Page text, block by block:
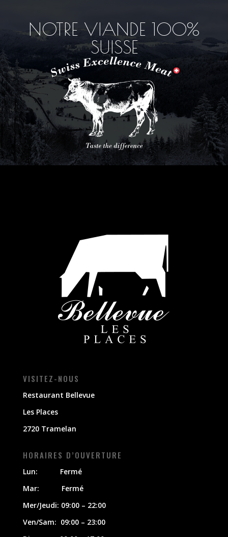
NOTRE VIANDE 100%
SUISSE
VISITEZ-NOUS
Restaurant Bellevue
Les Places
2720 Tramelan
HORAIRES D’OUVERTURE
Lun: Fermé
Mar: Fermé
Mer/Jeudi: 09:00 – 22:00
Ven/Sam: 09:00 – 23:00